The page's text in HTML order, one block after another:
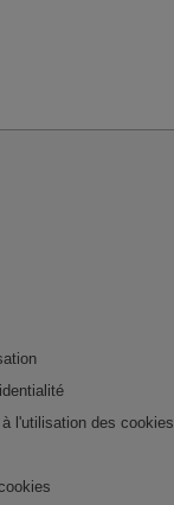
l'utilisation des cookies